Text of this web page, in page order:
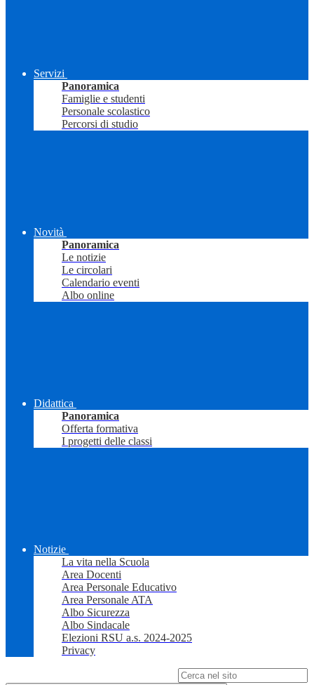
Servizi
Panoramica
Famiglie e studenti
Personale scolastico
Percorsi di studio
Novità
Panoramica
Le notizie
Le circolari
Calendario eventi
Albo online
Didattica
Panoramica
Offerta formativa
I progetti delle classi
Notizie
La vita nella Scuola
Area Docenti
Area Personale Educativo
Area Personale ATA
Albo Sicurezza
Albo Sindacale
Elezioni RSU a.s. 2024-2025
Privacy